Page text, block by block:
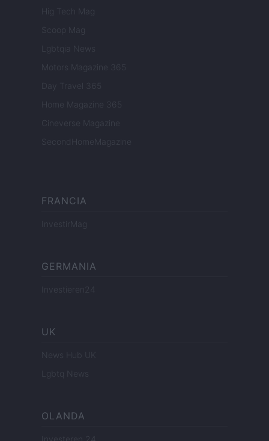
Hig Tech Mag
Scoop Mag
Lgbtqia News
Motors Magazine 365
Day Travel 365
Home Magazine 365
Cineverse Magazine
SecondHomeMagazine
FRANCIA
InvestirMag
GERMANIA
Investieren24
UK
News Hub UK
Lgbtq News
OLANDA